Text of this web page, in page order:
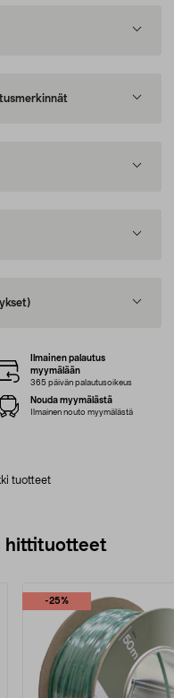
tuotteet
Ilmainen palautus
myymälään
365 päivän palautusoikeus
Nouda myymälästä
Ilmainen nouto myymälästä
hittituotteet
-25%